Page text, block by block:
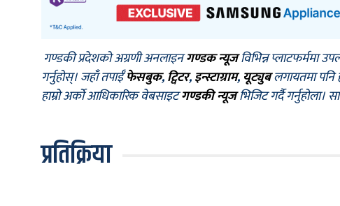
गण्डकी प्रदेशको अग्रणी अनलाइनगण्डक न्यूजविभिन्न प्लाटफर्ममा
गर्नुहोस्। जहाँ तपाईँफेसबुक,ट्विटर,इन्स्टाग्राम, यूट्युबलगायतमा पनि
हाम्रो अर्को आधिकारिक वेबसाइटगण्डकी न्यूजभिजिट गर्दै गर्नुहोला।
प्रतिक्रिया